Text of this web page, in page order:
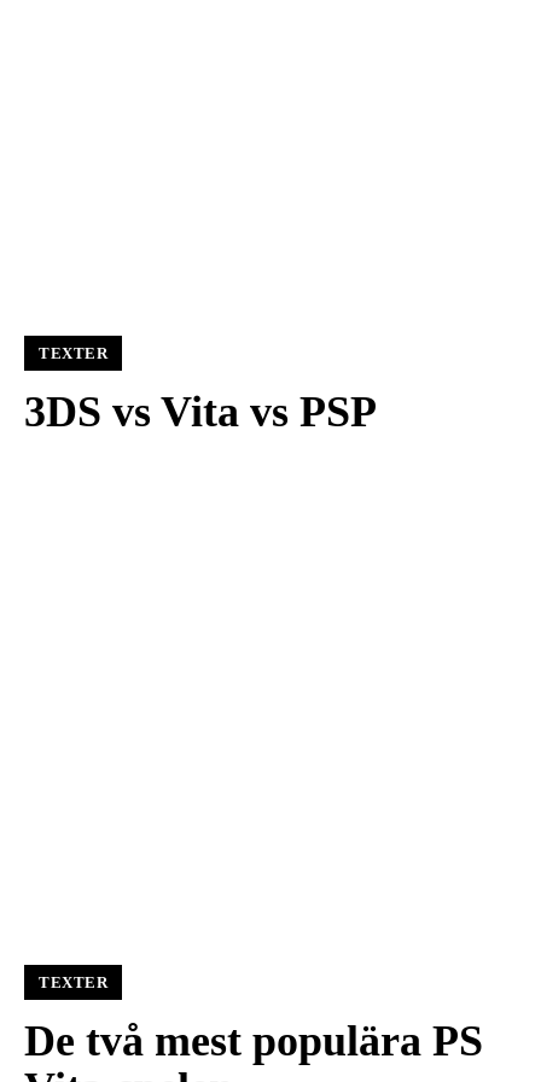
TEXTER
3DS vs Vita vs PSP
TEXTER
De två mest populära PS